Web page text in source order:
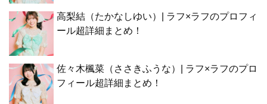
高梨結（たかなしゆい）| ラフ×ラフのプロフィ
ール超詳細まとめ！
佐々木楓菜（ささきふうな）| ラフ×ラフのプロ
フィール超詳細まとめ！